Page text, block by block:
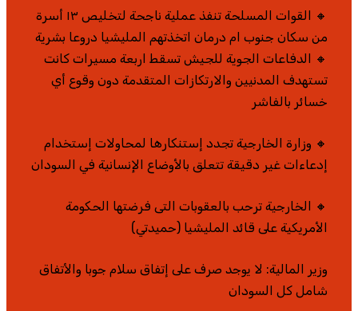
🔸 القوات المسلحة تنفذ عملية ناجحة لتخليص ١٣ أسرة
من سكان جنوب ام درمان اتخذتهم المليشيا دروعا بشرية
🔸 الدفاعات الجوية للجيش تسقط اربعة مسيرات كانت
تستهدف المدنيين والارتكازات المتقدمة دون وقوع أي
خسائر بالفاشر
🔸 وزارة الخارجية تجدد إستنكارها لمحاولات إستخدام
إدعاءات غير دقيقة تتعلق بالأوضاع الإنسانية في السودان
🔸 الخارجية ترحب بالعقوبات التى فرضتها الحكومة
الأمريكية على قائد المليشيا (حميدتي)
وزير المالية: لا يوجد صرف على إتفاق سلام جوبا والأتفاق
شامل كل السودان